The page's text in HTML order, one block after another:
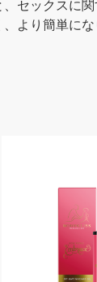
、セックスに
、より簡単に